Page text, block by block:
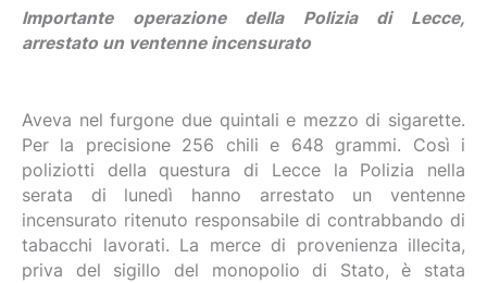
Importante operazione della Polizia di Lecce,
arrestato un ventenne incensurato
Aveva nel furgone due quintali e mezzo di sigarette.
Per la precisione 256 chili e 648 grammi. Così i
poliziotti della questura di Lecce la Polizia nella
serata di lunedì hanno arrestato un ventenne
incensurato ritenuto responsabile di contrabbando di
tabacchi lavorati. La merce di provenienza illecita,
priva del sigillo del monopolio di Stato, è stata